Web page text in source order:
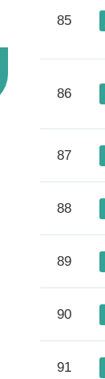
85
86
87
88
89
90
91